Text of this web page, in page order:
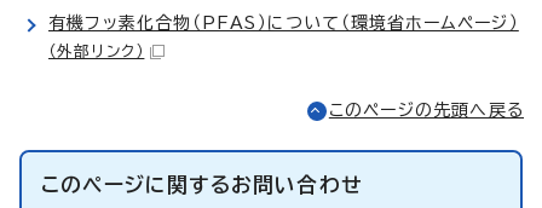
有機フッ素化合物（PFAS）について（環境省ホームページ）
（外部リンク）
このページの先頭へ戻る
このページに関するお問い合わせ